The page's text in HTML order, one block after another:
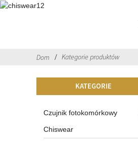
Dom Kategorie produktów
KATEGORIE
Czujnik fotokomórkowy
Chiswear